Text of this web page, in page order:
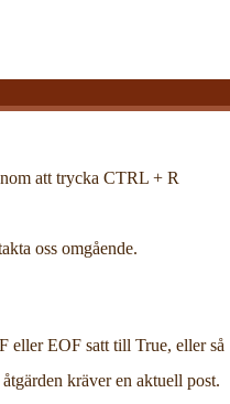
att trycka CTRL + R
oss omgående.
eller EOF satt till True, eller så
kräver en aktuell post.